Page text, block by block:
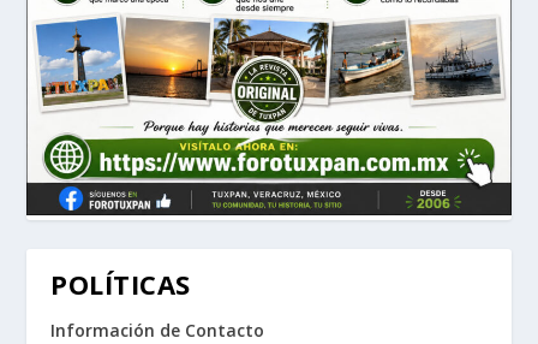
POLÍTICAS
Información de Contacto